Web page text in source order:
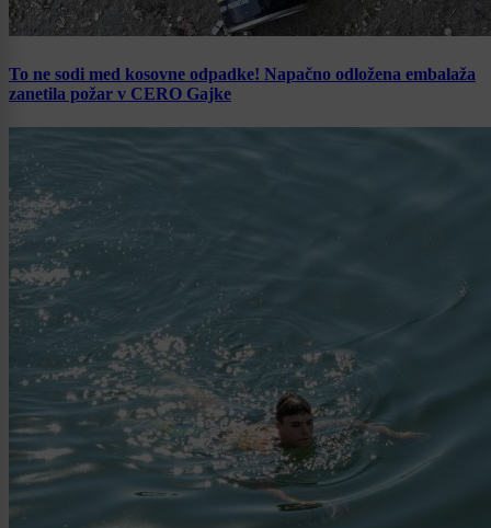
To ne sodi med kosovne odpadke! Napačno odložena embalaža
zanetila požar v CERO Gajke